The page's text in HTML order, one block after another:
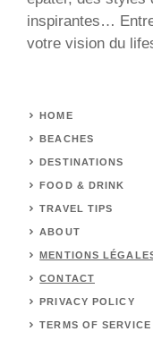
inspirantes…
votre vision du
HOME
BEACHES
DESTINATIONS
FOOD & DRINK
TRAVEL TIPS
ABOUT
MENTIONS
CONTACT
PRIVACY POLICY
TERMS OF SERVICE